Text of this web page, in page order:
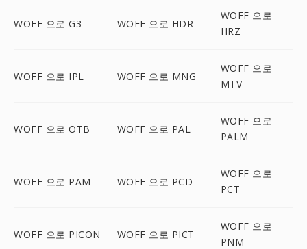
WOFF 으로 G3 WOFF 으로 HDR
WOFF 으로
HRZ
WOFF 으로 IPL WOFF 으로 MNG
WOFF 으로
MTV
WOFF 으로 OTB WOFF 으로 PAL
WOFF 으로
PALM
WOFF 으로 PAM WOFF 으로 PCD
WOFF 으로
PCT
WOFF 으로 PICON WOFF 으로 PICT
WOFF 으로
PNM